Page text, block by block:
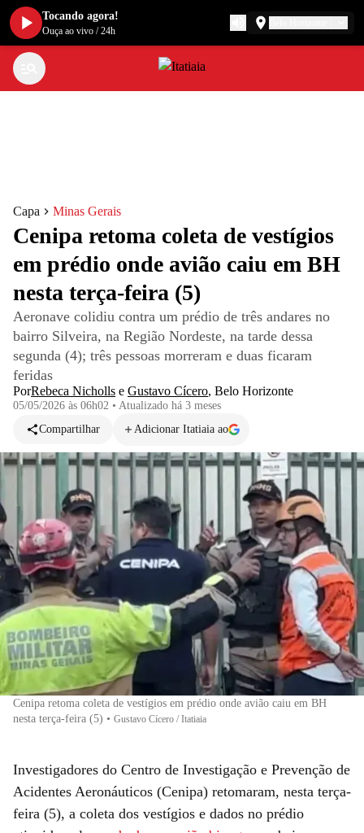
Capa Minas Gerais
Cenipa retoma coleta de vestígios
em prédio onde avião caiu em BH
nesta terça-feira (5)
Aeronave colidiu contra um prédio de três andares no
bairro Silveira, na Região Nordeste, na tarde dessa
segunda (4); três pessoas morreram e duas ficaram
feridas
PorRebeca Nicholls e Gustavo Cícero, Belo Horizonte
05/05/2026 às 06h02 • Atualizado há 3 meses
Compartilhar
Adicionar Itatiaia ao
Cenipa retoma coleta de vestígios em prédio onde avião caiu em BH
nesta terça-feira (5) • Gustavo Cícero / Itatiaia
Investigadores do Centro de Investigação e Prevenção de
Acidentes Aeronáuticos (Cenipa) retomaram, nesta terça-
feira (5), a coleta dos vestígios e dados no prédio
Tocando agora!
Ouça ao vivo /24h